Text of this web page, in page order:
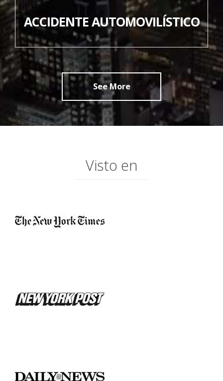
ACCIDENTE AUTOMOVILÍSTICO
See More
Visto en